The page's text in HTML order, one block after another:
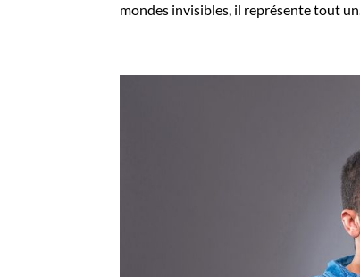
mondes invisibles, il représente tout un...